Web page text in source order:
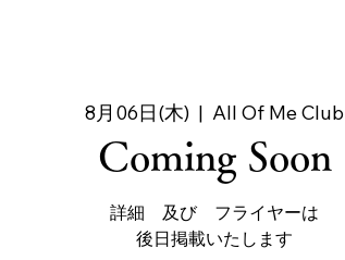
8月06日(木)
  |
All Of Me Club
Coming Soon
詳細 及び フライヤーは
後日掲載いたします